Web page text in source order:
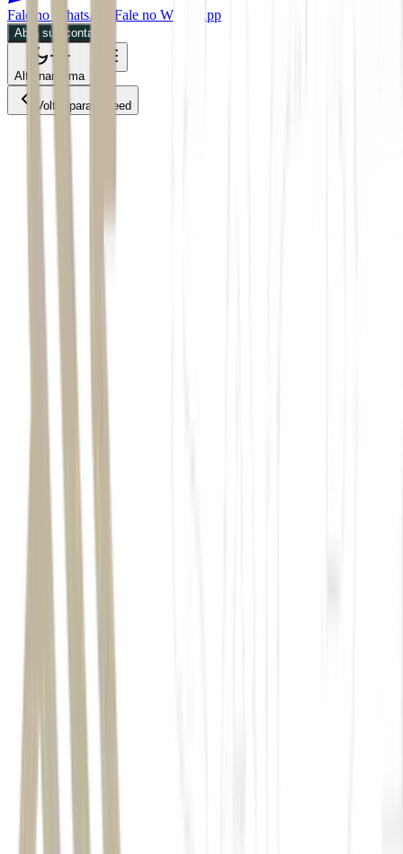
Fale no WhatsApp Fale no WhatsApp
Abra sua conta
Alternar tema
Voltar para o Feed